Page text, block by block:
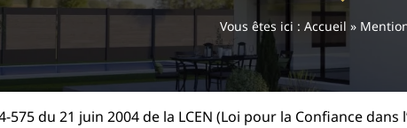
Vous êtes ici : Accueil »
du 21 juin 2004 de la LCEN (Loi pour la Confiance dans